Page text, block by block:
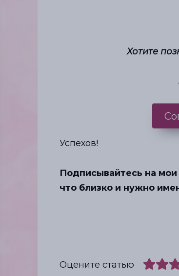
Хотите
Успехов!
Подписывайтесь на мои
что близко и нужно
Оцените статью